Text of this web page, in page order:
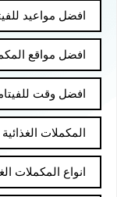
افضل مواعيد
افضل مواقع
افضل وقت
المكملات الغذائية
انواع المكملات